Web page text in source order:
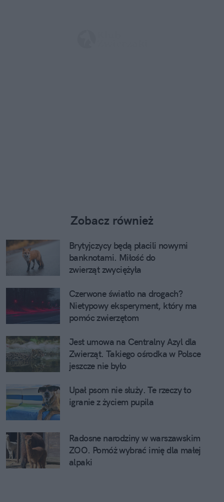
Zobacz również
Brytyjczycy będą płacili nowymi
banknotami. Miłość do
zwierząt zwyciężyła
Czerwone światło na drogach?
Nietypowy eksperyment, który ma
pomóc zwierzętom
Jest umowa na Centralny Azyl dla
Zwierząt. Takiego ośrodka w Polsce
jeszcze nie było
Upał psom nie służy. Te rzeczy to
igranie z życiem pupila
Radosne narodziny w warszawskim
ZOO. Pomóż wybrać imię dla małej
alpaki